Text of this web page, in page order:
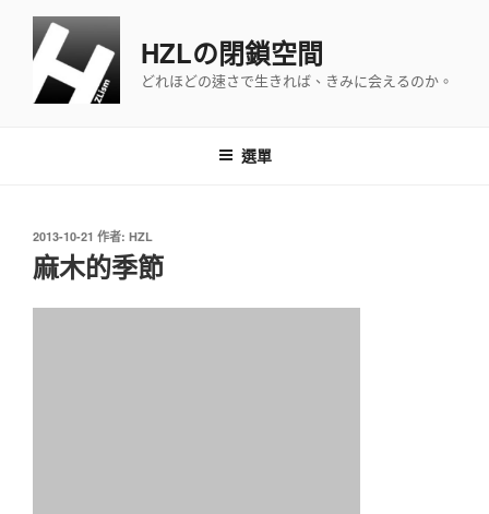
HZLの閉鎖空間
どれほどの速さで生きれば、きみに会えるのか。
選單
發
佈
於
2013-10-21 作者: HZL
麻木的季節